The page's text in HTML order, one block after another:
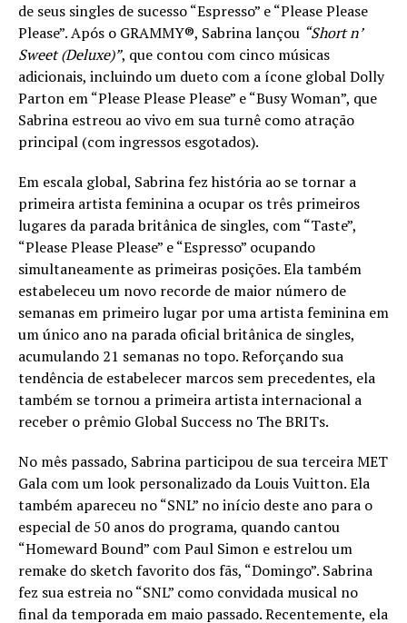
de seus singles de sucesso “Espresso” e “Please Please
Please”. Após o GRAMMY®, Sabrina lançou “Short n’
Sweet (Deluxe)”, que contou com cinco músicas
adicionais, incluindo um dueto com a ícone global Dolly
Parton em “Please Please Please” e “Busy Woman”, que
Sabrina estreou ao vivo em sua turnê como atração
principal (com ingressos esgotados).
Em escala global, Sabrina fez história ao se tornar a
primeira artista feminina a ocupar os três primeiros
lugares da parada britânica de singles, com “Taste”,
“Please Please Please” e “Espresso” ocupando
simultaneamente as primeiras posições. Ela também
estabeleceu um novo recorde de maior número de
semanas em primeiro lugar por uma artista feminina em
um único ano na parada oficial britânica de singles,
acumulando 21 semanas no topo. Reforçando sua
tendência de estabelecer marcos sem precedentes, ela
também se tornou a primeira artista internacional a
receber o prêmio Global Success no The BRITs.
No mês passado, Sabrina participou de sua terceira MET
Gala com um look personalizado da Louis Vuitton. Ela
também apareceu no “SNL” no início deste ano para o
especial de 50 anos do programa, quando cantou
“Homeward Bound” com Paul Simon e estrelou um
remake do sketch favorito dos fãs, “Domingo”. Sabrina
fez sua estreia no “SNL” como convidada musical no
final da temporada em maio passado. Recentemente, ela